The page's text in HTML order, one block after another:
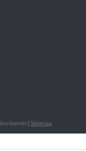
réservés | Sitemap